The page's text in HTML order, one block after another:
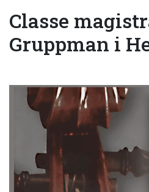
Activitats
Classe
Gruppman i